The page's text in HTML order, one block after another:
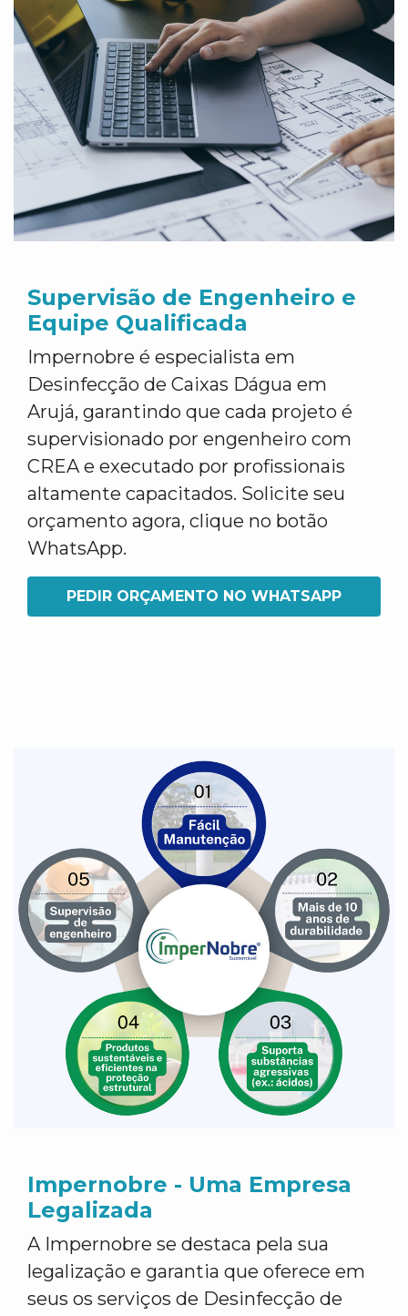
Supervisão de Engenheiro e
Equipe Qualificada
Impernobre é especialista em
Desinfecção de Caixas Dágua em
Arujá, garantindo que cada projeto é
supervisionado por engenheiro com
CREA e executado por profissionais
altamente capacitados. Solicite seu
orçamento agora, clique no botão
WhatsApp.
PEDIR ORÇAMENTO NO WHATSAPP
Impernobre - Uma Empresa
Legalizada
A Impernobre se destaca pela sua
legalização e garantia que oferece em
seus os serviços de Desinfecção de